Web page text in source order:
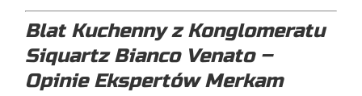
Blat Kuchenny z Konglomeratu
Siquartz Bianco Venato –
Opinie Ekspertów Merkam